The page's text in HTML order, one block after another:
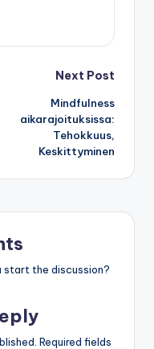
Next Post
Mindfulness
aikarajoituksissa:
Tehokkuus,
Keskittyminen
start the discussion?
Required fields